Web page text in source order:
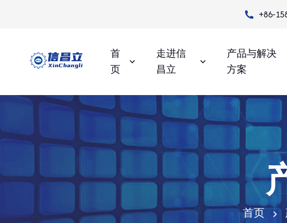
+86-
首
页
走进信
昌立
产品与解决
方案
首页